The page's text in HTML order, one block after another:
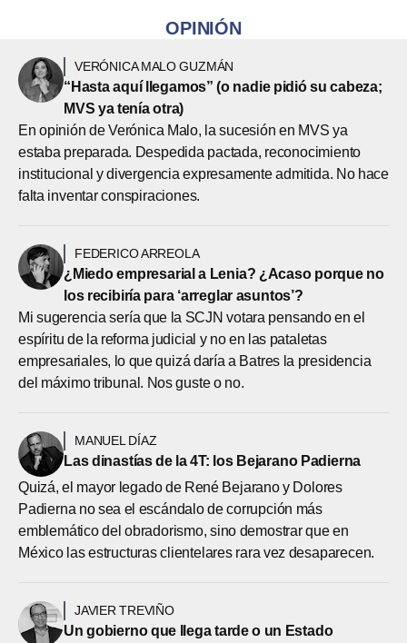
OPINIÓN
VERÓNICA MALO GUZMÁN
“Hasta aquí llegamos” (o nadie pidió su cabeza;
MVS ya tenía otra)
En opinión de Verónica Malo, la sucesión en MVS ya
estaba preparada. Despedida pactada, reconocimiento
institucional y divergencia expresamente admitida. No hace
falta inventar conspiraciones.
FEDERICO ARREOLA
¿Miedo empresarial a Lenia? ¿Acaso porque no
los recibiría para ‘arreglar asuntos’?
Mi sugerencia sería que la SCJN votara pensando en el
espíritu de la reforma judicial y no en las pataletas
empresariales, lo que quizá daría a Batres la presidencia
del máximo tribunal. Nos guste o no.
MANUEL DÍAZ
Las dinastías de la 4T: los Bejarano Padierna
Quizá, el mayor legado de René Bejarano y Dolores
Padierna no sea el escándalo de corrupción más
emblemático del obradorismo, sino demostrar que en
México las estructuras clientelares rara vez desaparecen.
JAVIER TREVIÑO
Un gobierno que llega tarde o un Estado